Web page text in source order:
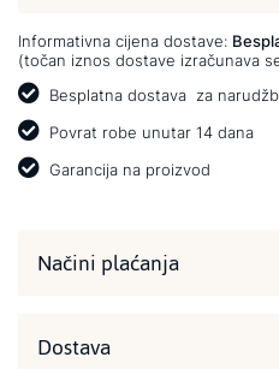
Informativna cijena dostave:
(točan iznos dostave izračunava
Besplatna dostava za
Povrat robe unutar 14 dana
Garancija na proizvod
Načini plaćanja
Dostava